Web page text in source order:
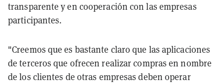
transparente y en cooperación con las empresas
participantes.
"Creemos que es bastante claro que las aplicaciones
de terceros que ofrecen realizar compras en nombre
de los clientes de otras empresas deben operar